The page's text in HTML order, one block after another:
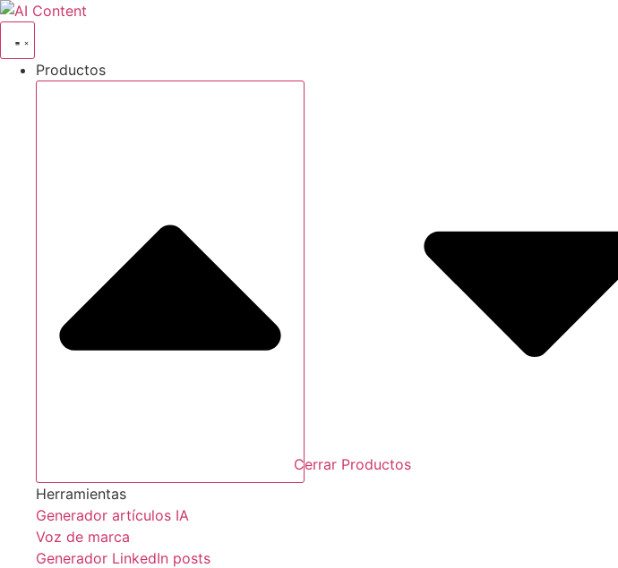
Ir
contenido
Productos
Cerrar Productos
Herramientas
Generador artículos IA
Voz de marca
Generador LinkedIn posts